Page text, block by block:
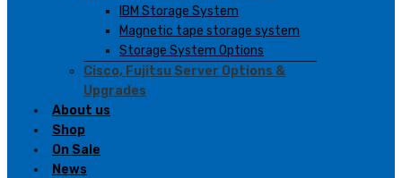
IBM Storage System
Magnetic tape storage system
Storage System Options
Cisco, Fujitsu Server Options &
Upgrades
About us
Shop
On Sale
News